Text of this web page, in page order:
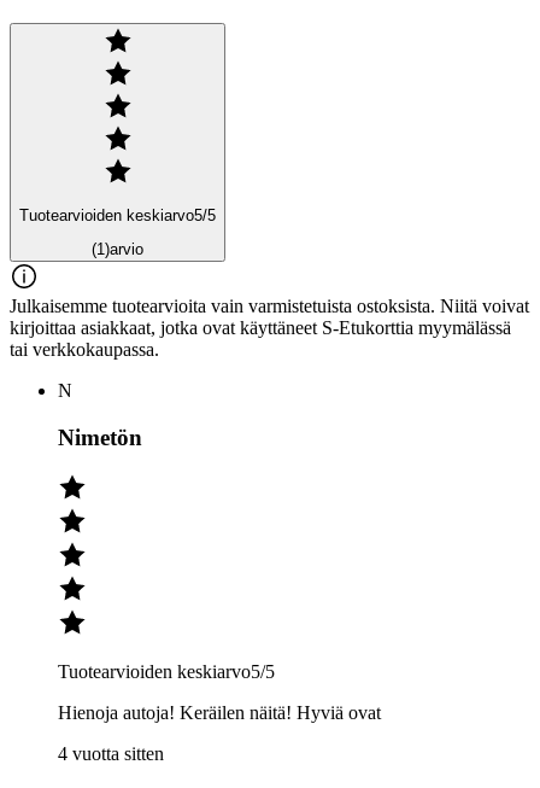
Tuotearvioiden keskiarvo5/5
(1)arvio
Julkaisemme tuotearvioita vain varmistetuista ostoksista. Niitä voivat
kirjoittaa asiakkaat, jotka ovat käyttäneet S-Etukorttia myymälässä
tai verkkokaupassa.
N
Nimetön
Tuotearvioiden keskiarvo5/5
Hienoja autoja! Keräilen näitä! Hyviä ovat
4 vuotta sitten